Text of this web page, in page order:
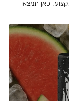
כאן תמצאו